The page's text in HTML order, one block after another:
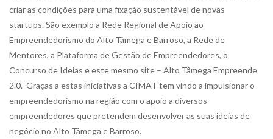
criar as condições para uma fixação sustentável de novas
startups. São exemplo a Rede Regional de Apoio ao
Empreendedorismo do Alto Tâmega e Barroso, a Rede de
Mentores, a Plataforma de Gestão de Empreendedores, o
Concurso de Ideias e este mesmo site – Alto Tâmega Empreende
2.0. Graças a estas iniciativas a CIMAT tem vindo a impulsionar o
empreendedorismo na região com o apoio a diversos
empreendedores que pretendem desenvolver as suas ideias de
negócio no Alto Tâmega e Barroso.